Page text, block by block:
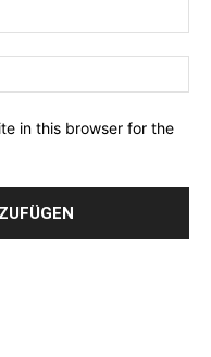
in this browser for the